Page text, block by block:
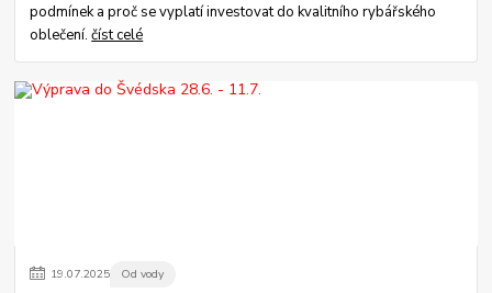
podmínek a proč se vyplatí investovat do kvalitního rybářského
oblečení.číst celé
19.07.2025 Od vody